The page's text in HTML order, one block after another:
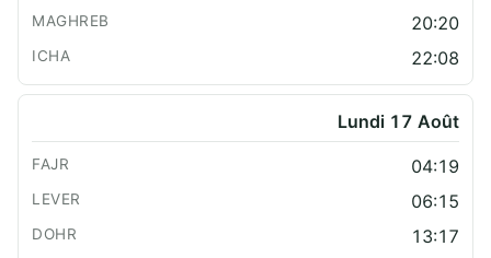
20:20
22:08
Lundi 17 Août
04:19
06:15
13:17